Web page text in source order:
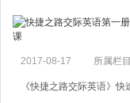
I Have a Headache
A. You know&hellip; You
2017-08-17 所属栏
《快捷之路交际英语》